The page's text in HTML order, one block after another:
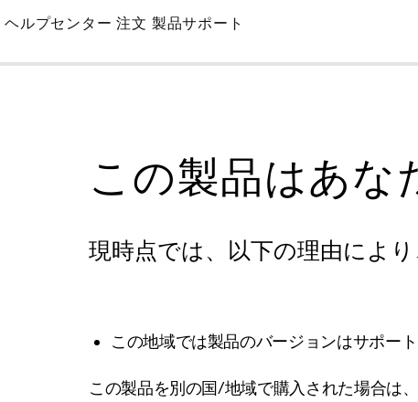
Skip
Main
ヘルプセンター 注文 製品サポート
この製品はあ
現時点では、以下の理由によ
この地域では製品のバージョンはサポート
この製品を別の国/地域で購入された場合は